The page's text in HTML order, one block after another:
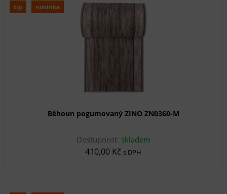
tip novinka
Běhoun pogumovaný ZINO ZN0360-M
Dostupnost: skladem
410,00 Kč s DPH